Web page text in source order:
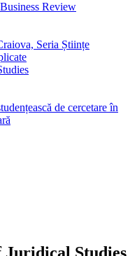
Review
Seria Științe
de cercetare în